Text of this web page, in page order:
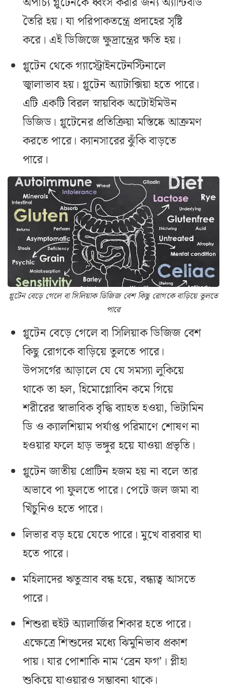
তৈরি হয়। যা পরিপাকতন্ত্রে প্রদাহের সৃষ্টি
করে। এই ডিজিজে ক্ষুদ্রান্ত্রের ক্ষতি হয়।
গ্লুটেন থেকে গ‌্যাস্ট্রোইনটেনস্টিনালে
জ্বালাভাব হয়। গ্লুটেন অ্যাটাক্সিয়া হতে পারে।
এটি একটি বিরল স্নায়বিক অটোইমিউন
ডিজিড। গ্লুটেনের প্রতিক্রিয়া মস্তিষ্কে আক্রমণ
করতে পারে। ক‌্যানসারের ঝুঁকি বাড়তে
পারে।
গ্লুটেন বেড়ে গেলে বা সিলিয়াক ডিজিজ বেশ কিছু রোগকে বাড়িয়ে তুলতে
পারে
গ্লুটেন বেড়ে গেলে বা সিলিয়াক ডিজিজ বেশ
কিছু রোগকে বাড়িয়ে তুলতে পারে।
উপসর্গের আড়ালে যে যে সমস্যা লুকিয়ে
থাকে তা হল, হিমোগ্লোবিন কমে গিয়ে
শরীরের স্বাভাবিক বৃদ্ধি ব‌্যাহত হওয়া, ভিটামিন
ডি ও ক‌্যালশিয়াম পর্যাপ্ত পরিমাণে শোষণ না
হওয়ার ফলে হাড় ভঙ্গুর হয়ে যাওয়া প্রভৃতি।
গ্লুটেন জাতীয় প্রোটিন হজম হয় না বলে তার
অভাবে পা ফুলতে পারে। পেটে জল জমা বা
খিঁচুনিও হতে পারে।
লিভার বড় হয়ে যেতে পারে। মুখে বারবার ঘা
হতে পারে।
মহিলাদের ঋতুস্রাব বন্ধ হয়ে, বন্ধ‌্যত্ব আসতে
পারে।
শিশুরা হুইট অ‌্যালার্জির শিকার হতে পারে।
এক্ষেত্রে শিশুদের মধ্যে ঝিমুনিভাব প্রকাশ
পায়। যার পোশাকি নাম ‘ব্রেন ফগ’। প্লীহা
শুকিয়ে যাওয়ারও সম্ভাবনা থাকে।